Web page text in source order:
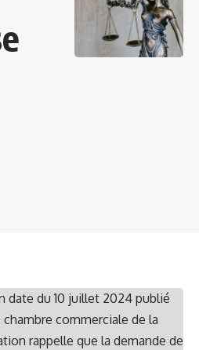
date du 10 juillet 2024 publié
commerciale de la
rappelle que la demande de